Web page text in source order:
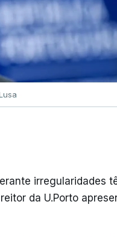
irregularidades
da U.Porto